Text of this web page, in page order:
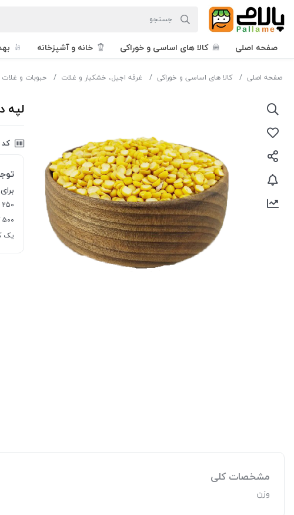
صفحه اصلی کالا های اساسی و خوراکی خانه و آشپزخانه
صفحه اصلی کالا های اساسی و خوراکی غرفه اجیل، خشکبار و غلات حبوبات و غلات
لپه
250 گرم (ربع کیلو) به صورت: 0.250
500 گرم (نیم کیلو) به صورت: 0.500
یک کیلو و
مشخصات کلی
وزن